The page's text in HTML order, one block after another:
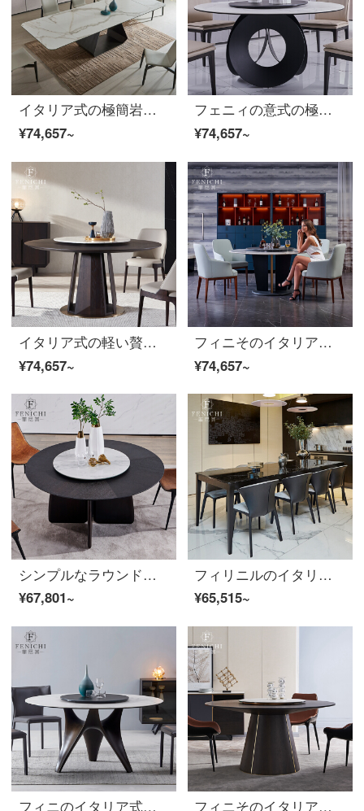
イタリア式の極簡岩板テーブルは白色のイタリア岩板大戸型多機能テーブル現代簡単テーブル【岩板伸縮テーブル】2-3メートル2000*1000*780 mm
¥74,657~
フェニィの意式の極簡岩板のテーブルとテーブルのセットは1.5メートルの円形の白い大理石の軽奢な現代のテーブルベルト回転盤【シングルテーブル】φ1500*750 mmです。
¥74,657~
イタリア式の軽い贅沢な円形の食卓の金属の足の1テーブルの6椅子の組み合わせのモデルルームのデザイナーの1.5メートルの本当の木の食卓のイタリア式はきわめて簡単です。
¥74,657~
フィニそのイタリア式の極略大理石の食卓の椅子は1.5メートルの円いテーブルを組み合わせて回転して皿の軽い贅沢な白色の食卓を食べます【1.5メートル】ジャズの白/Firenze
¥74,657~
シンプルなラウンドテーブルとテーブルの組み合わせは、軽量で豪華なデザインの家庭用ベルトの回転テーブル6人の円卓
¥67,801~
フィリニルのイタリアの固体の木の長方形の大理石の食卓は簡単に現代の6人の人民代表大会の家庭用きわめて簡単なレストランのテーブルと椅子の白黒の根の大理石の台の2200×1000×790 mm
¥65,515~
フィニのイタリア式の極簡岩板テーブルの円形1.5メートルの金属デザイナーのアイデアプレート間レストランの円卓シングルテーブル【1.5メートル】イタリアから輸入されたロレン黒金岩板のイタリア式はとてもシンプルです。
フィニそのイタリア式の極簡輸入岩板円テーブルベルト回転盤1.5 m北ホワイトニングワックス家庭用レストランのテーブルと椅子の組み合わせイタリア式の極简岩板テーブル（φ1500*760 mm）